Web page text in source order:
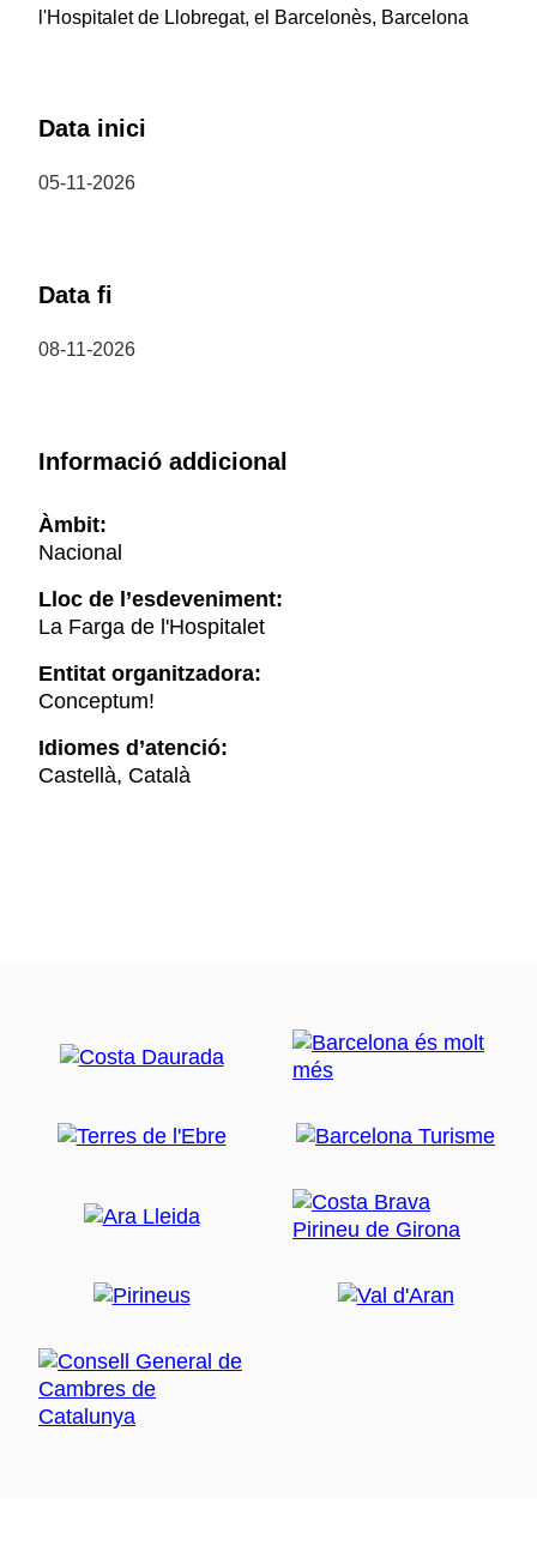
l'Hospitalet de Llobregat, el Barcelonès, Barcelona
Data inici
05-11-2026
Data fi
08-11-2026
Informació addicional
Àmbit:
Nacional
Lloc de l’esdeveniment:
La Farga de l'Hospitalet
Entitat organitzadora:
Conceptum!
Idiomes d’atenció:
Castellà, Català